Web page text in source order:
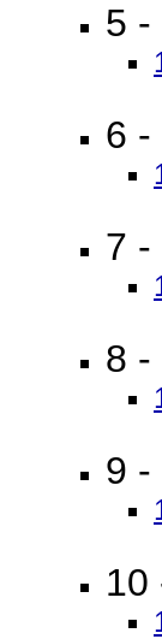
5 -
6 -
7 -
8 -
9 -
10